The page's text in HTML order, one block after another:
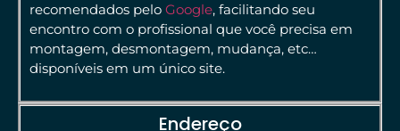
recomendados pelo Google, facilitando seu
encontro com o profissional que você precisa em
montagem, desmontagem, mudança, etc…
disponíveis em um único site.
Endereço